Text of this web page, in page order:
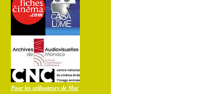
Pour les utilisateurs de Mac